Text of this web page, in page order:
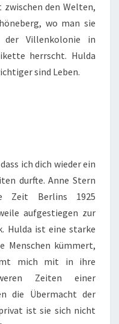
den Welten,
wo man sie
Villenkolonie in
herrscht. Hulda
sind Leben.
ich dich wieder ein
durfte. Anne Stern
Zeit Berlins 1925
aufgestiegen zur
Hulda ist eine starke
Menschen kümmert,
mich mit in ihre
Zeiten einer
die Übermacht der
ist sie sich nicht